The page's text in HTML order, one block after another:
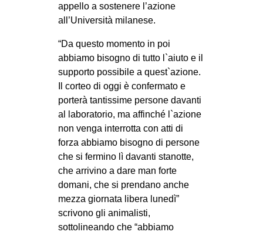
appello a sostenere l’azione
all’Università milanese.
“Da questo momento in poi
abbiamo bisogno di tutto l`aiuto e il
supporto possibile a quest`azione.
Il corteo di oggi è confermato e
porterà tantissime persone davanti
al laboratorio, ma affinché l`azione
non venga interrotta con atti di
forza abbiamo bisogno di persone
che si fermino lì davanti stanotte,
che arrivino a dare man forte
domani, che si prendano anche
mezza giornata libera lunedì”
scrivono gli animalisti,
sottolineando che “abbiamo